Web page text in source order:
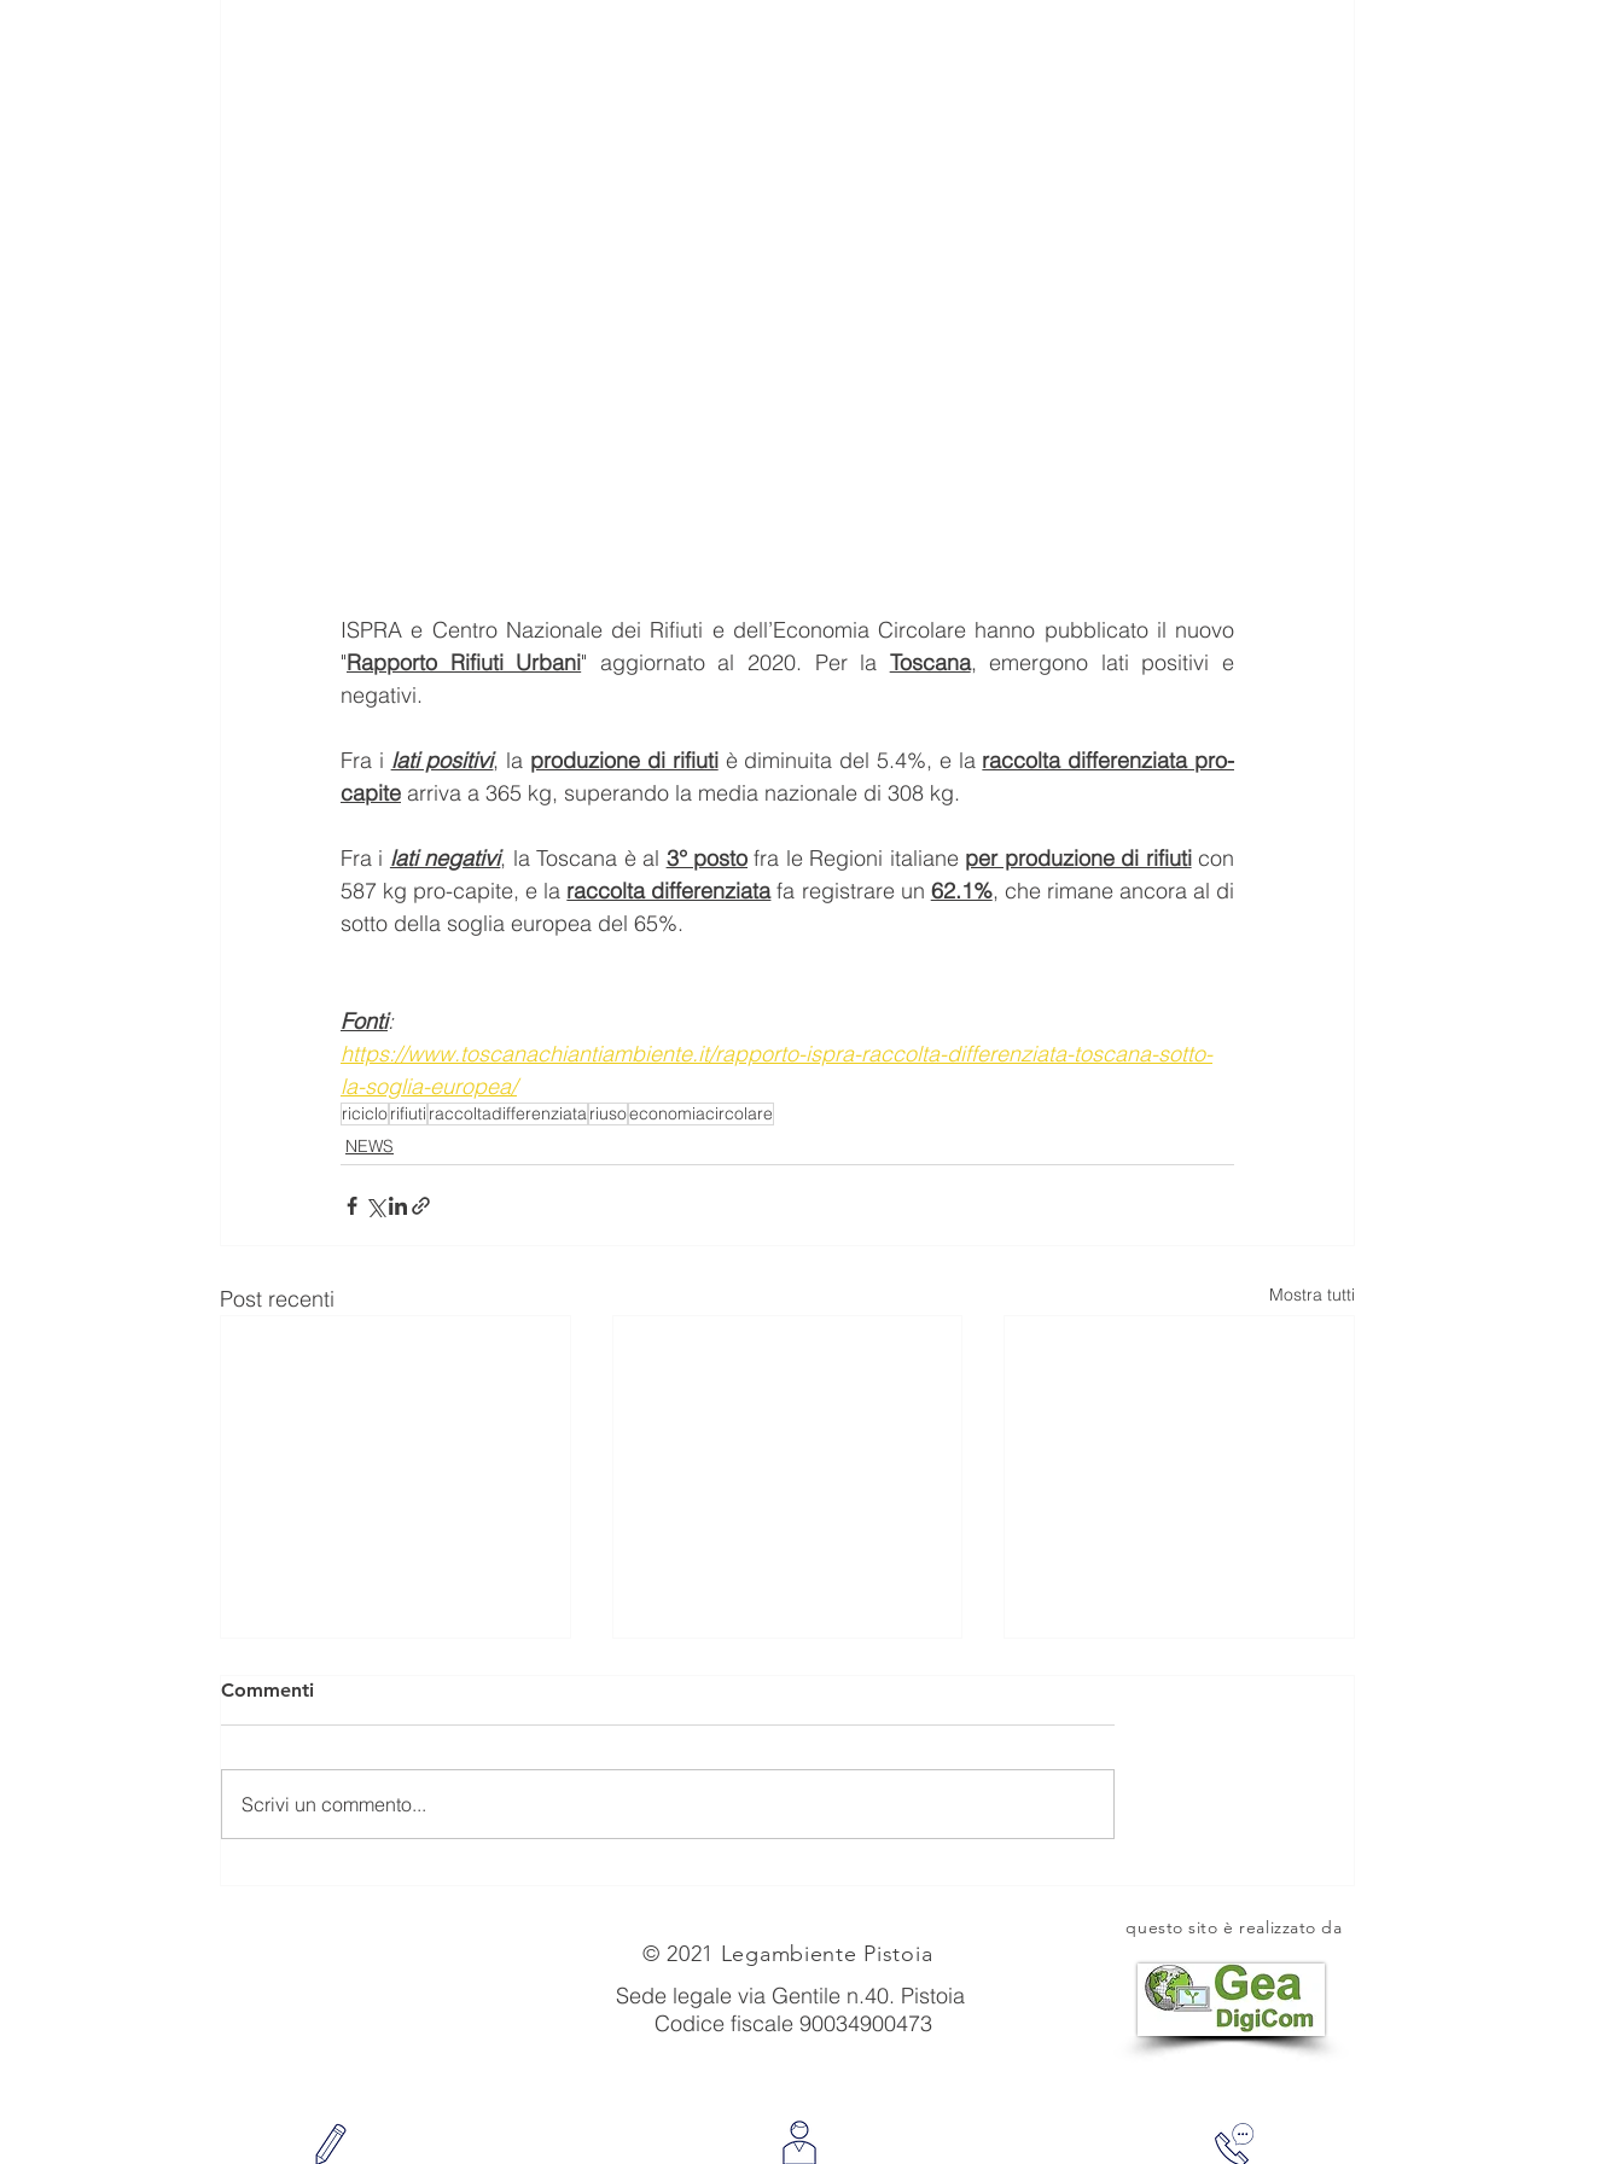
ISPRA e Centro Nazionale dei Rifiuti e dell’Economia Circolare hanno pubblicato il nuovo
"Rapporto Rifiuti Urbani" aggiornato al 2020. Per la Toscana, emergono lati positivi e
negativi.
Fra i lati positivi, la produzione di rifiuti è diminuita del 5.4%, e la raccolta differenziata pro-
capite arriva a 365 kg, superando la media nazionale di 308 kg.
Fra i lati negativi, la Toscana è al 3° posto fra le Regioni italiane per produzione di rifiuti con
587 kg pro-capite, e la raccolta differenziata fa registrare un 62.1%, che rimane ancora al di
sotto della soglia europea del 65%.
Fonti:
https://www.toscanachiantiambiente.it/rapporto-ispra-raccolta-differenziata-toscana-sotto-
la-soglia-europea/
riciclorifiuti raccoltadifferenziatariusoeconomiacircolare
NEWS
Post recenti Mostra tutti
Bilancio sociale 2025
Commenti
Scrivi un commento...
questo sito è realizzato da
© 2021 Legambiente Pistoia
Sede legale via Gentile n.40. Pistoia
Codice fiscale 90034900473